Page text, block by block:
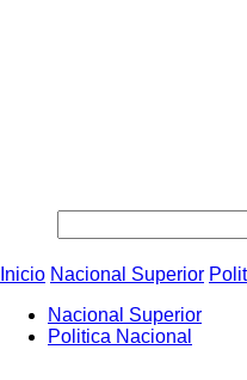
Inicio Nacional Superior
Nacional Superior
Politica Nacional